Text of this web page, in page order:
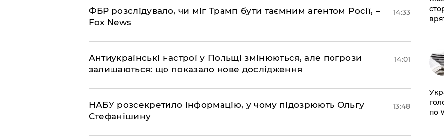
ФБР розслідувало, чи міг Трамп бути таємним агентом Росії, –
Fox News
14:33
Антиукраїнські настрої у Польщі змінюються, але погрози
залишаються: що показало нове дослідження
14:01
НАБУ розсекретило інформацію, у чому підозрюють Ольгу
Стефанішину
13:48
по